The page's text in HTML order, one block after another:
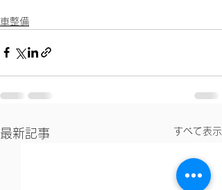
車整備
最新記事 すべて表示